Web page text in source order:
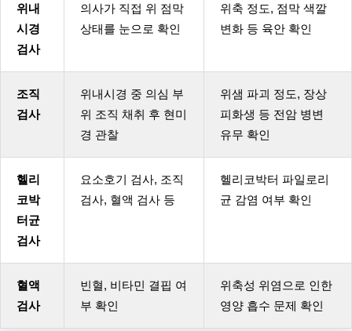
위내
시경
검사
의사가 직접 위 점막
상태를 눈으로 확인
위축 정도, 점막 색깔
변화 등 육안 확인
조직
검사
위내시경 중 의심 부
위 조직 채취 후 현미
경 관찰
위샘 파괴 정도, 장상
피화생 등 전암 병변
유무 확인
헬리
코박
터균
검사
요소호기 검사, 조직
검사, 혈액 검사 등
헬리코박터 파일로리
균 감염 여부 확인
혈액
검사
빈혈, 비타민 결핍 여
부 확인
위축성 위염으로 인한
영양 흡수 문제 확인